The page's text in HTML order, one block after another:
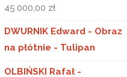
45 000,00 zł
DWURNIK Edward - Obraz
na płótnie - Tulipan
OLBIŃSKI Rafał -